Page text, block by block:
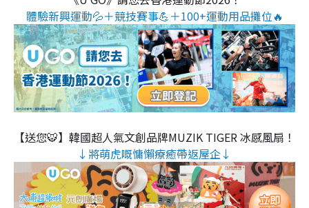
體驗新興運動💦＋競技賽事💪＋100+運動用品攤位🔥
【送您🐯】韓國超人氣文創品牌MUZIK TIGER 冰感風扇！
↓將萌虎嘅慵懶療癒帶返屋企↓